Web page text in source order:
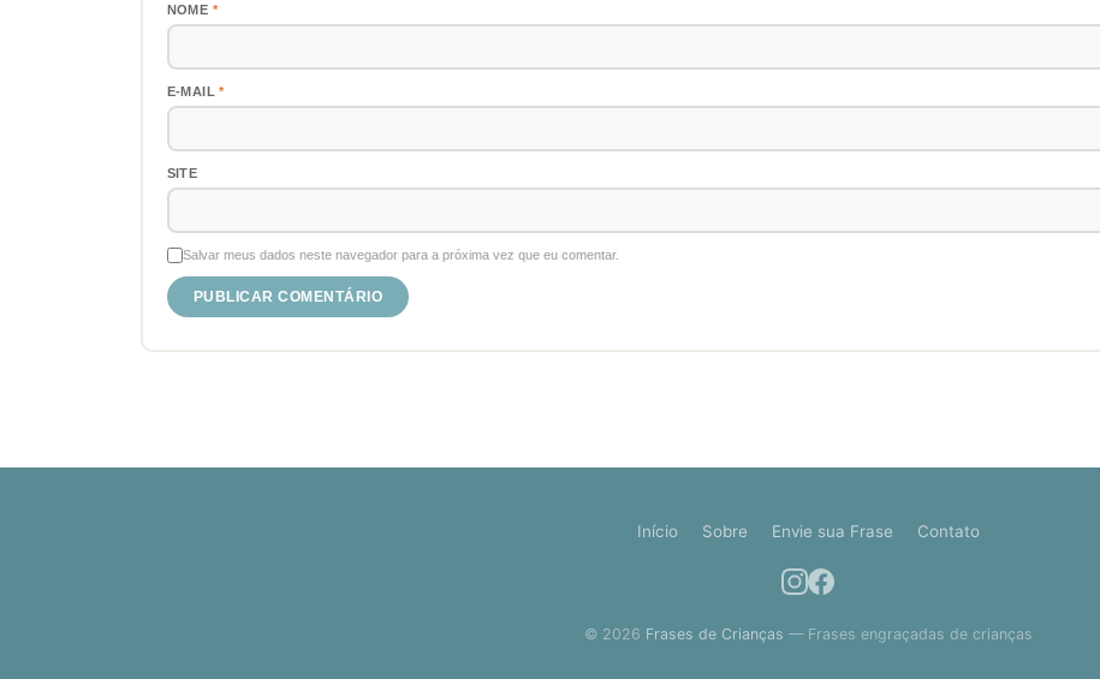
NOME *
E-MAIL*
SITE
Salvar meus dados neste navegador para a próxima vez que eu comentar.
Início Sobre Envie sua Frase Contato
© 2026 Frases de Crianças — Frases engraçadas de crianças